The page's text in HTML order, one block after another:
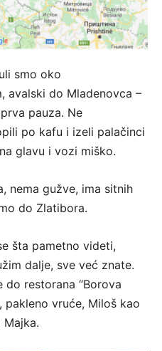
smo oko
avalski do Mladenovca –
pauza. Ne
po kafu i izeli palačinci
glavu i vozi miško.
nema gužve, ima sitnih
do Zlatibora.
šta pametno videti,
dalje, sve već znate.
restorana “Borova
pakleno vruće, Miloš kao